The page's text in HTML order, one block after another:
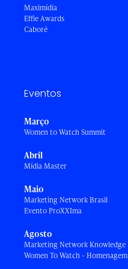
Maximídia
Effie Awards
Caboré
Eventos
Março
Women to Watch Summit
Abril
Mídia Master
Maio
Marketing Network Brasil
Evento ProXXIma
Agosto
Marketing Network Knowledge
Women To Watch - Homenagem